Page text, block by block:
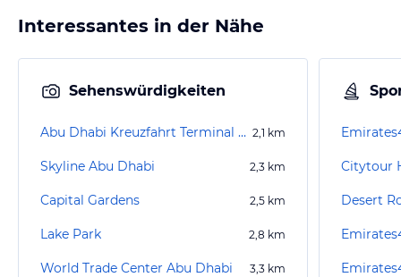
Interessantes in der Nähe
Sehenswürdigkeiten
Abu Dhabi Kreuzfahrt Terminal (Zayed Port) 2,1 km
Skyline Abu Dhabi 2,3 km
Capital Gardens 2,5 km
Lake Park 2,8 km
World Trade Center Abu Dhabi 3,3 km
Desert